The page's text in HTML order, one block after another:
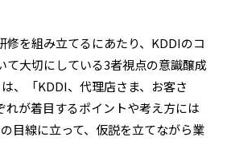
修を組み立てるにあたり、KDDIのコ
て大切にしている3者視点の意識醸成
、「KDDI、代理店さま、お客さ
れが着目するポイントや考え方には
目線に立って、仮説を立てながら業